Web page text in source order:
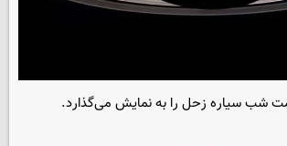
شب سیاره زحل را به نمایش می‌گذارد.